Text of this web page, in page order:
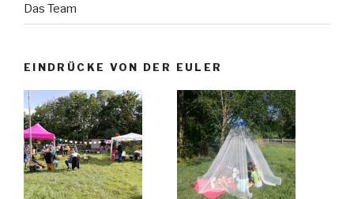
Das Team
EINDRÜCKE VON DER EULER